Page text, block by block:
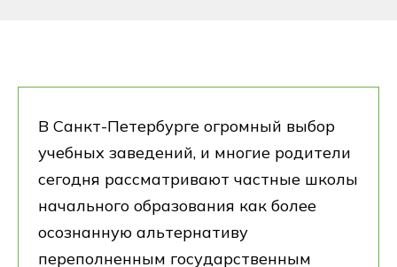
В Санкт-Петербурге огромный выбор
учебных заведений, и многие родители
сегодня рассматривают частные школы
начального образования как более
осознанную альтернативу
переполненным государственным